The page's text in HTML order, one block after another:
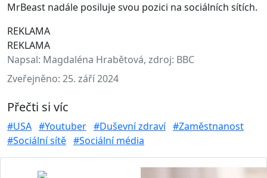
MrBeast nadále posiluje svou pozici na sociálních sítích.
REKLAMA
REKLAMA
Napsal: Magdaléna Hrabětová, zdroj: BBC
Zveřejněno: 25. září 2024
Přečti si víc
#USA #Youtuber #Duševní zdraví #Zaměstnanost
#Sociální sítě #Sociální média